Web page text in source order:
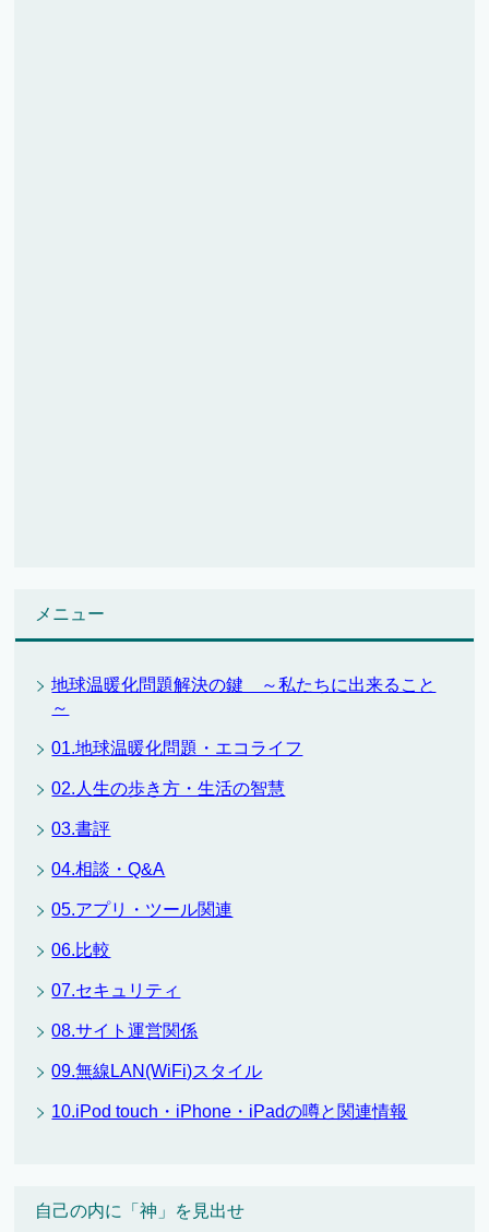
メニュー
地球温暖化問題解決の鍵 ～私たちに出来ること
～
01.地球温暖化問題・エコライフ
02.人生の歩き方・生活の智慧
03.書評
04.相談・Q&A
05.アプリ・ツール関連
06.比較
07.セキュリティ
08.サイト運営関係
09.無線LAN(WiFi)スタイル
10.iPod touch・iPhone・iPadの噂と関連情報
自己の内に「神」を見出せ